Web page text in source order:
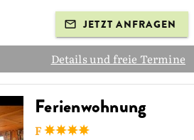
JETZT ANFRAGEN
Details und freie Termine
Ferienwohnung
F